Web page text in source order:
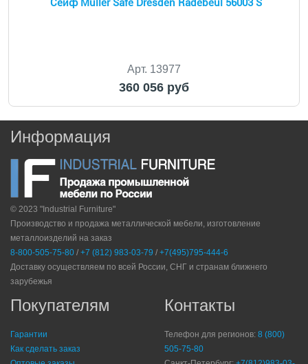
Сейф Muller Safe Dresden Radebeul 56003 S
Арт. 13977
360 056 руб
Информация
© 2023 "Industrial Furniture"
Производство и продажа металлической мебели, изготовление
металлоизделий на заказ
8-800-505-75-80 / +7 (812) 983-03-79 / +7(495)795-444-6
Доставку осуществляем по всей России, СНГ и странам ближнего
зарубежья
Покупателям
Гарантии
Как сделать заказ
Контакты
Телефон для регионов: 8 (800)
505-75-80